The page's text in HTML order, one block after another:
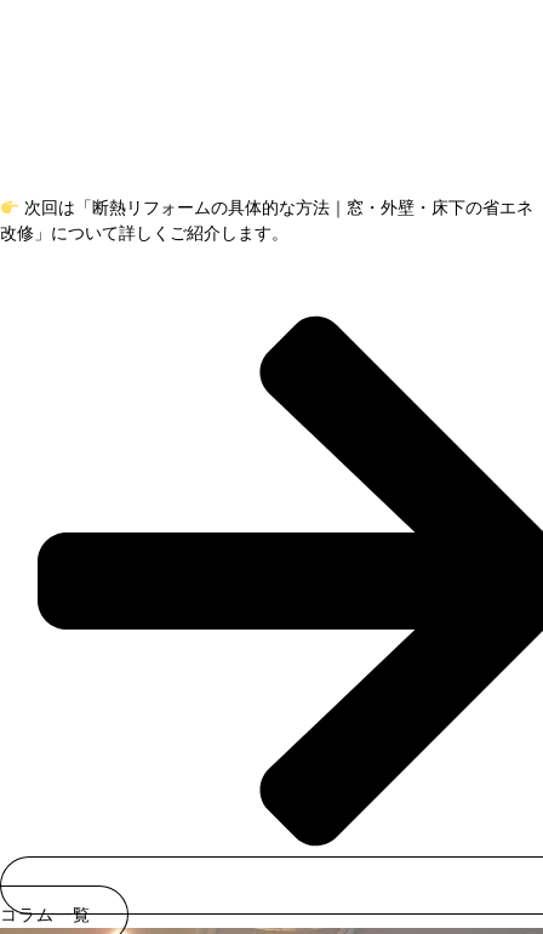
次回は「断熱リフォームの具体的な方法｜窓・外壁・床下の省エネ
改修」について詳しくご紹介します。
コラム一覧